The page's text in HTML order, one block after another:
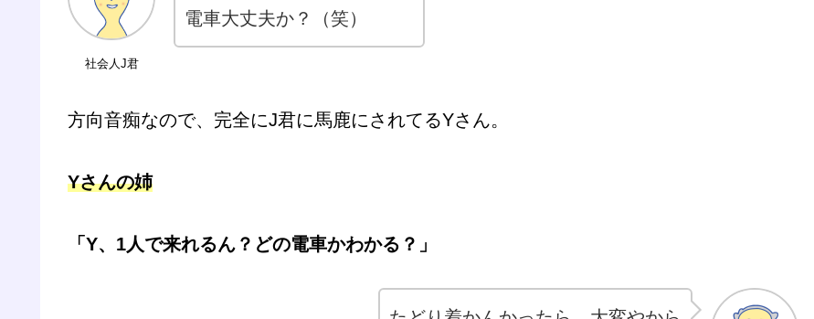
社会人J君
電車大丈夫か？（笑）
方向音痴なので、完全にJ君に馬鹿にされてるYさん。
Yさんの姉
「Y、1人で来れるん？どの電車かわかる？」